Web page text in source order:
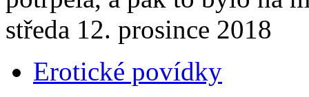
středa 12. prosince 2018
Erotické povídky